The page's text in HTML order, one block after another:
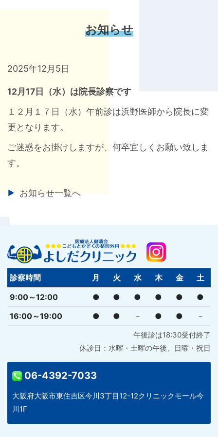
お知らせ
2025年12月5日
12月17日（水）は院長診察です
１２月１７日（水）午前診は浜野医師から院長に変
更となります。
ご迷惑をお掛けしますが、何卒宜しくお願い致しま
す。
お知らせ一覧へ
診察時間 月 火 水 木 金
土
9:00～12:00
● ● ● ● ●
●
16:00～19:00
● ● － ● ● －
午後診は18:30受付終了
休診日：水曜・土曜の午後、日曜・祝日
06-4392-7033
大阪府大阪市東住吉区今川3丁目12-12クリニックモール今
川1F